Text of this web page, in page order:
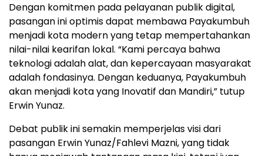
Dengan komitmen pada pelayanan publik digital,
pasangan ini optimis dapat membawa Payakumbuh
menjadi kota modern yang tetap mempertahankan
nilai-nilai kearifan lokal. “Kami percaya bahwa
teknologi adalah alat, dan kepercayaan masyarakat
adalah fondasinya. Dengan keduanya, Payakumbuh
akan menjadi kota yang Inovatif dan Mandiri,” tutup
Erwin Yunaz.
Debat publik ini semakin memperjelas visi dari
pasangan Erwin Yunaz/Fahlevi Mazni, yang tidak